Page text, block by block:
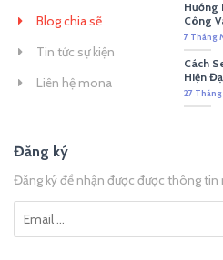
Blog chia sẽ
Tin tức sự kiện
Liên hệ mona
Hướng
Công
7 Tháng
Cách
Hiện
27
Đăng ký
Đăng ký để nhận được được thông